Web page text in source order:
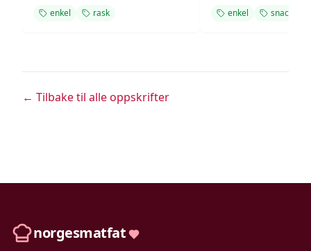
enkel rask enkel snacks
← Tilbake til alle oppskrifter
norgesmatfat